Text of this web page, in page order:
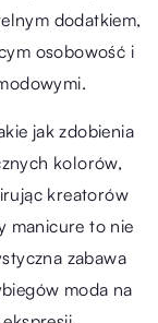
dodatkiem,
osobowość i
jak zdobienia
kolorów,
kreatorów
manicure to nie
zabawa
moda na